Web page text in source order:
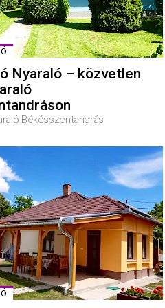
Nyaraló – közvetlen
Békésszentandrás